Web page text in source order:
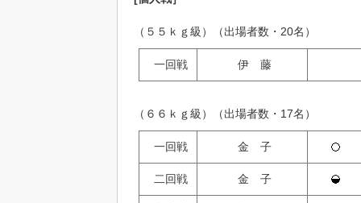
（５５ｋｇ級）（出場者数・20名）
一回戦 伊 藤
（６６ｋｇ級）（出場者数・17名）
一回戦 金 子
二回戦 金 子